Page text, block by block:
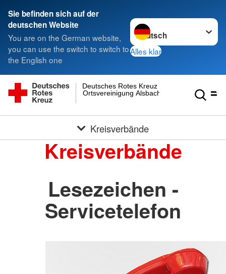
Sie befinden sich auf der
deutschen Website
You are on the German website,
you can use the switch to switch to
the English one
Sprache wechseln zu
Alles klar
Ortsvereinigung Alsbach
Deutsches Rotes Kreuz
Kreisverbände
Kreisverbände
Lesezeichen -
Servicetelefon